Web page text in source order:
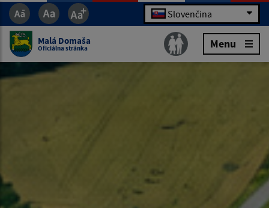
Slovenčina
Malá Domaša
Oficiálna stránka Menu